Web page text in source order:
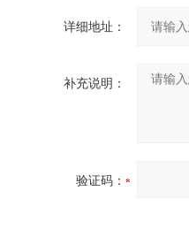
详细地址：
补充说明：
验证码：